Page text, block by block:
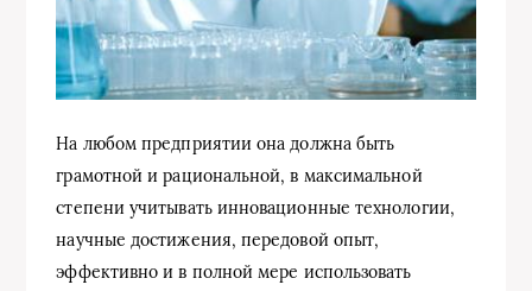
На любом предприятии она должна быть
грамотной и рациональной, в максимальной
степени учитывать инновационные технологии,
научные достижения, передовой опыт,
эффективно и в полной мере использовать